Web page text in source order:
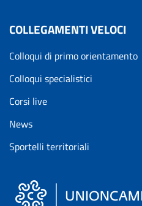
COLLEGAMENTI VELOCI
Colloqui di primo orientamento
Colloqui specialistici
Corsi live
News
Sportelli territoriali